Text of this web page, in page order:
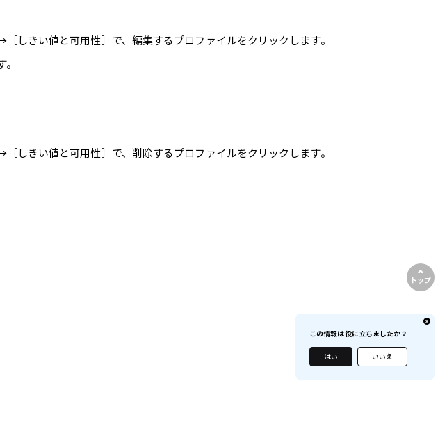
しきい値と可用性］で、編集するプロファイルをクリックします。
しきい値と可用性］で、削除するプロファイルをクリックします。
この情報は役に立ちましたか？
はい いいえ
トップ